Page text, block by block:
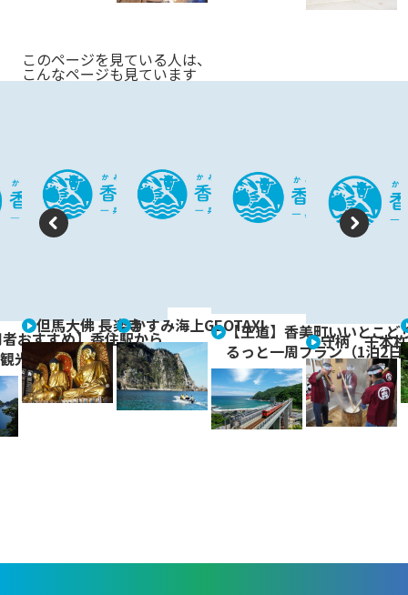
このページを見ている人は、
こんなページも見ています
vi
o
u
s
おすすめ】香住駅から
光定番コース
但馬大佛 長楽寺かすみ海上GEOTAXI【王道】香美町いいとこ
るっと一周プラン（1泊2日
守柄 千本